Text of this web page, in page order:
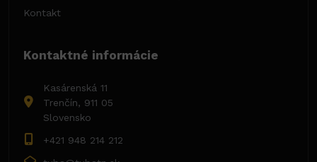
Kontakt
Kontaktné informácie
Kasárenská 11
Trenčín, 911 05
Slovensko
+421 948 214 212